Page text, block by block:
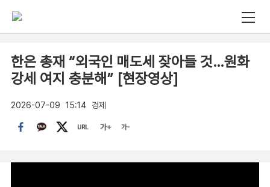
한은 총재 “외국인 매도세 잦아들 것…원화
강세 여지 충분해” [현장영상]
2026-07-09 15:14 경제